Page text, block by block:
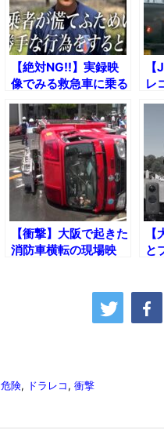
【絶対NG!!】実録映
像でみる救急車に乗る
際の最悪な行動とは？
レ
認
【衝撃】大阪で起きた
消防車横転の現場映
と
危険, ドラレコ, 衝撃